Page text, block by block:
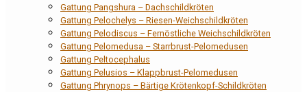
Gattung Pangshura – Dachschildkröten
Gattung Pelochelys – Riesen-Weichschildkröten
Gattung Pelodiscus – Fernöstliche Weichschildkröten
Gattung Pelomedusa – Starrbrust-Pelomedusen
Gattung Peltocephalus
Gattung Pelusios – Klappbrust-Pelomedusen
Gattung Phrynops – Bärtige Krötenkopf-Schildkröten